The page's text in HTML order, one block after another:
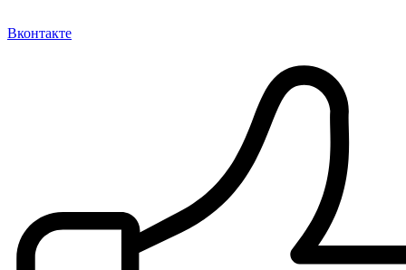
Вконтакте